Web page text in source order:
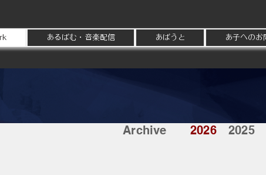
あるばむ・音楽配信 あばうと あ子へのお
Archive 2026 2025